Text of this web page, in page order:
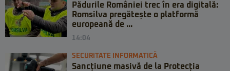
Pădurile României trec în era digitală:
Romsilva pregătește o platformă
europeană de ...
14:04
SECURITATE INFORMATICĂ
Sancțiune masivă de la Protecția